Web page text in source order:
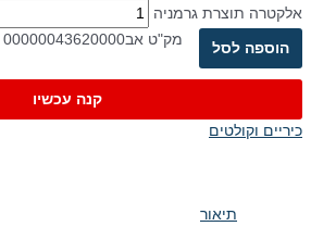
אלקטרה תוצרת גרמניה
הוספה לסל
קנה עכשיו
מק"ט אב00000043620000
כיריים וקולטים
תיאור